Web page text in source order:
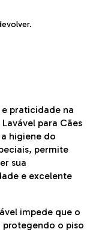
praticidade na
para Cães
higiene do
permite
sua
e excelente
impede que o
o piso